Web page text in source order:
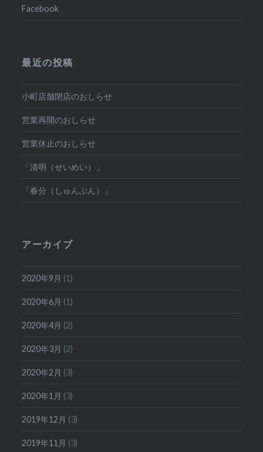
Facebook
最近の投稿
小町店舗閉店のおしらせ
営業再開のおしらせ
営業休止のおしらせ
「清明（せいめい）」
「春分（しゅんぶん）」
アーカイブ
2020年9月 (1)
2020年6月 (1)
2020年4月 (2)
2020年3月 (2)
2020年2月 (3)
2020年1月 (3)
2019年12月 (3)
2019年11月 (3)